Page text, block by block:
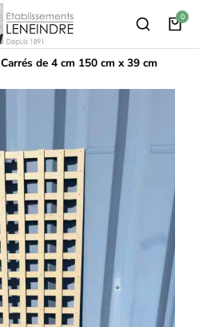
Carrés de 4 cm 150 cm x 39 cm